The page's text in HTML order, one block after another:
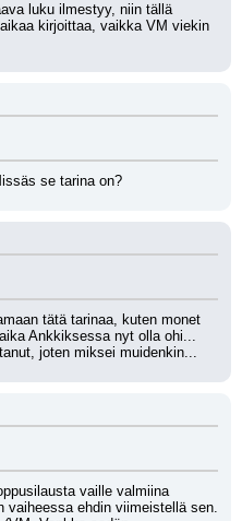
luku ilmestyy, niin tällä
kirjoittaa, vaikka VM viekin
se tarina on?
tätä tarinaa, kuten monet
Ankkiksessa nyt olla ohi...
joten miksei muidenkin...
vaille valmiina
vaiheessa ehdin viimeistellä sen.